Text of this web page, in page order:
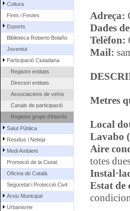
Cultura
Fires i Festes
Esports
Biblioteca Roberto Bolaño
Joventut
Participació Ciutadana
Registre entitats
Directori entitats
Associacions de veïns
Canals de participació
Registre grups d'interès
Salut Pública
Residus i Neteja
Medi Ambient
Promoció de la Ciutat
Oficina de Català
Seguretat i Protecció Civil
Arxiu Municipal
Urbanisme
Adreça:
Dades
Telèfon:
Mail:
Metres
Local
Lavabo
Aire
totes
Estat de